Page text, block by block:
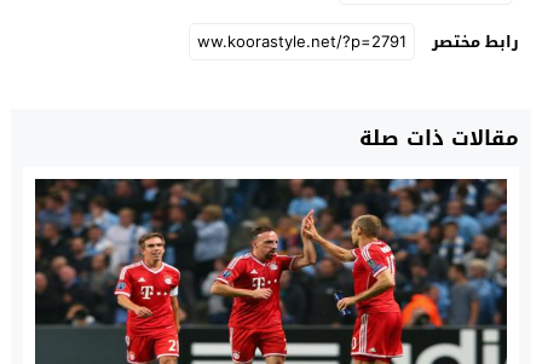
رابط مختصر
مقالات ذات صلة